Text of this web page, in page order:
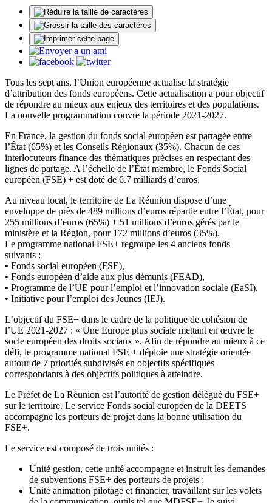
Tous les sept ans, l’Union européenne actualise la stratégie
d’attribution des fonds européens. Cette actualisation a pour objectif
de répondre au mieux aux enjeux des territoires et des populations.
La nouvelle programmation couvre la période 2021-2027.
En France, la gestion du fonds social européen est partagée entre
l’État (65%) et les Conseils Régionaux (35%). Chacun de ces
interlocuteurs finance des thématiques précises en respectant des
lignes de partage. A l’échelle de l’État membre, le Fonds Social
européen (FSE) + est doté de 6.7 milliards d’euros.
Au niveau local, le territoire de La Réunion dispose d’une
enveloppe de près de 489 millions d’euros répartie entre l’État, pour
255 millions d’euros (65%) + 51 millions d’euros gérés par le
ministère et la Région, pour 172 millions d’euros (35%).
Le programme national FSE+ regroupe les 4 anciens fonds
suivants :
• Fonds social européen (FSE),
• Fonds européen d’aide aux plus démunis (FEAD),
• Programme de l’UE pour l’emploi et l’innovation sociale (EaSI),
• Initiative pour l’emploi des Jeunes (IEJ).
L’objectif du FSE+ dans le cadre de la politique de cohésion de
l’UE 2021-2027 : « Une Europe plus sociale mettant en œuvre le
socle européen des droits sociaux ». Afin de répondre au mieux à ce
défi, le programme national FSE + déploie une stratégie orientée
autour de 7 priorités subdivisés en objectifs spécifiques
correspondants à des objectifs politiques à atteindre.
Le Préfet de La Réunion est l’autorité de gestion délégué du FSE+
sur le territoire. Le service Fonds social européen de la DEETS
accompagne les porteurs de projet dans la bonne utilisation du
FSE+.
Le service est composé de trois unités :
Unité gestion, cette unité accompagne et instruit les demandes
de subventions FSE+ des porteurs de projets ;
Unité animation pilotage et financier, travaillant sur les volets